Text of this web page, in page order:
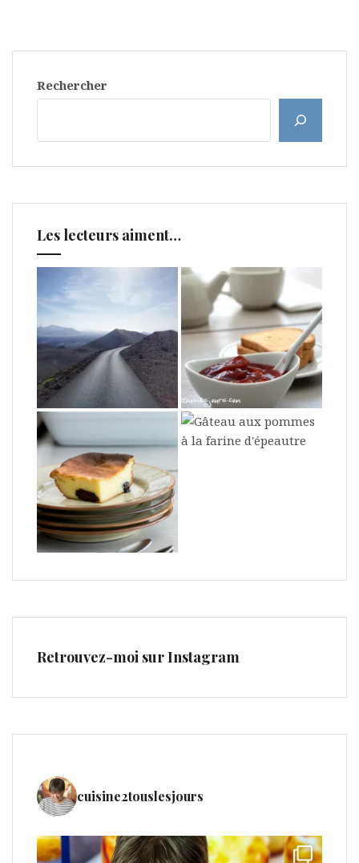
Rechercher
Les lecteurs aiment…
Retrouvez-moi sur Instagram
cuisine2touslesjours